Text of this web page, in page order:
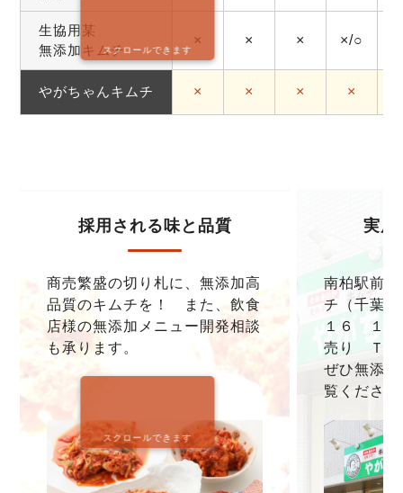
生協用某
無添加キムチ
× × × ×/○
やがちゃんキムチ × × × ×
スクロールできます
採用される味と品質
商売繁盛の切り札に、無添加高
品質のキムチを！ また、飲食
店様の無添加メニュー開発相談
も承ります。
実店
南柏駅前
チ（千葉
１６ １F
売り ＴＥ
ぜひ無添
覧くださ
スクロールできます